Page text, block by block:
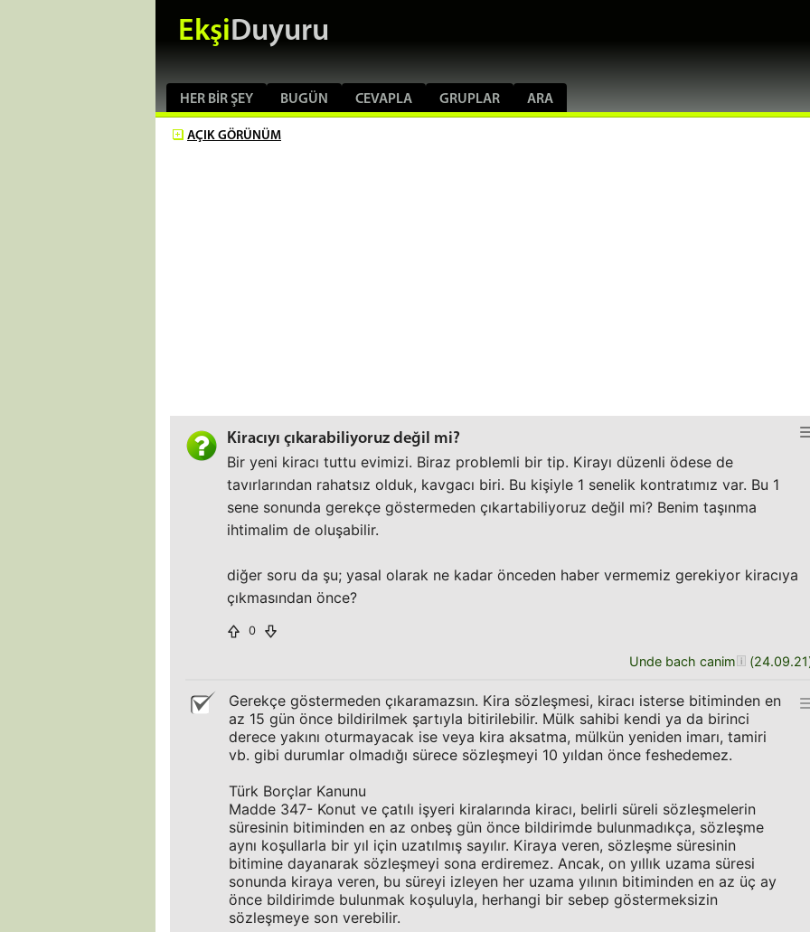
EkşiDuyuru
HER BIR ŞEY BUGÜN CEVAPLA GRUPLAR ARA
AÇIK GÖRÜNÜM
Kiracıyı çıkarabiliyoruz değil mi?
Bir yeni kiracı tuttu evimizi. Biraz problemli bir tip. Kirayı düzenli ödese de
tavırlarından rahatsız olduk, kavgacı biri. Bu kişiyle 1 senelik kontratımız var. Bu 1
sene sonunda gerekçe göstermeden çıkartabiliyoruz değil mi? Benim taşınma
ihtimalim de oluşabilir.
diğer soru da şu; yasal olarak ne kadar önceden haber vermemiz gerekiyor kiracıya
çıkmasından önce?
0
Unde bach canim (24.09.21
Gerekçe göstermeden çıkaramazsın. Kira sözleşmesi, kiracı isterse bitiminden en
az 15 gün önce bildirilmek şartıyla bitirilebilir. Mülk sahibi kendi ya da birinci
derece yakını oturmayacak ise veya kira aksatma, mülkün yeniden imarı, tamiri
vb. gibi durumlar olmadığı sürece sözleşmeyi 10 yıldan önce feshedemez.
Türk Borçlar Kanunu
Madde 347- Konut ve çatılı işyeri kiralarında kiracı, belirli süreli sözleşmelerin
süresinin bitiminden en az onbeş gün önce bildirimde bulunmadıkça, sözleşme
aynı koşullarla bir yıl için uzatılmış sayılır. Kiraya veren, sözleşme süresinin
bitimine dayanarak sözleşmeyi sona erdiremez. Ancak, on yıllık uzama süresi
sonunda kiraya veren, bu süreyi izleyen her uzama yılının bitiminden en az üç ay
önce bildirimde bulunmak koşuluyla, herhangi bir sebep göstermeksizin
sözleşmeye son verebilir.